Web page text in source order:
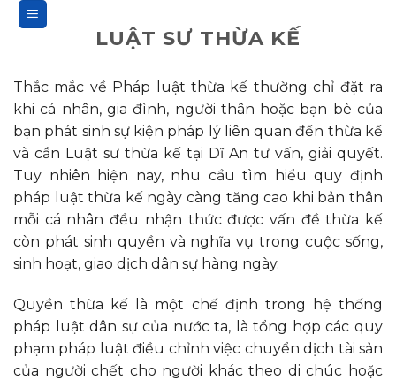
qua
dung
LUẬT SƯ THỪA KẾ
Thắc mắc về Pháp luật thừa kế thường chỉ đặt ra
khi cá nhân, gia đình, người thân hoặc bạn bè của
bạn phát sinh sự kiện pháp lý liên quan đến thừa kế
và cần Luật sư thừa kế tại Dĩ An tư vấn, giải quyết.
Tuy nhiên hiện nay, nhu cầu tìm hiểu quy định
pháp luật thừa kế ngày càng tăng cao khi bản thân
mỗi cá nhân đều nhận thức được vấn đề thừa kế
còn phát sinh quyền và nghĩa vụ trong cuộc sống,
sinh hoạt, giao dịch dân sự hàng ngày.
Quyền thừa kế là một chế định trong hệ thống
pháp luật dân sự của nước ta, là tổng hợp các quy
phạm pháp luật điều chỉnh việc chuyển dịch tài sản
của người chết cho người khác theo di chúc hoặc